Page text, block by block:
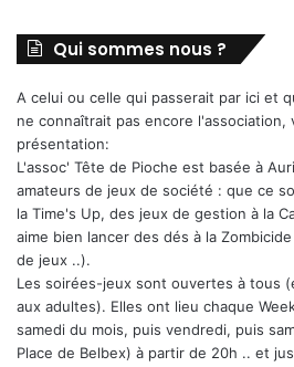
Qui sommes nous ?
A celui ou celle qui passerait par ici et
ne connaîtrait pas encore l'association,
présentation:
L'assoc' Tête de Pioche est basée à
amateurs de jeux de société : que ce
la Time's Up, des jeux de gestion à la
aime bien lancer des dés à la
de jeux ..).
Les soirées-jeux sont ouvertes à tous
aux adultes). Elles ont lieu chaque
samedi du mois, puis vendredi, puis
Place de Belbex) à partir de 20h .. et